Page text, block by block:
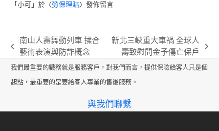
「小可 」於〈勞保理賠〉發佈留言
previous
post:
南山人壽舞動列車 揉合
藝術表演與防詐概念
next
post:
新北三峽重大車禍 全球人
壽致慰問金予傷亡保戶
我們最重要的職務就是服務客戶，對我們而言，提供保險給客人只是個
起點，最重要的是要給客人專業的售後服務。
與我們聯繫